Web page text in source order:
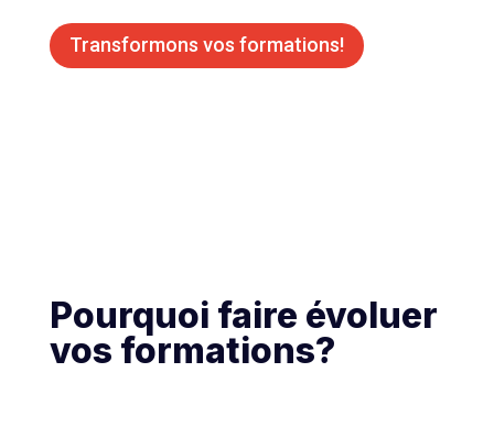
Transformons vos formations!
Pourquoi faire évoluer
vos formations?